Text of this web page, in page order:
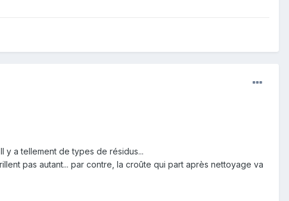
y a tellement de types de résidus...
pas autant... par contre, la croûte qui part après nettoyage va